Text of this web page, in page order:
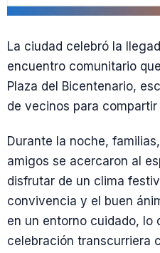
La ciudad celebró la
encuentro comunitario
Plaza del Bicentenario,
de vecinos para
Durante la noche,
amigos se acercaron al
disfrutar de un clima
convivencia y el buen
en un entorno cuidado, lo
celebración transcurriera